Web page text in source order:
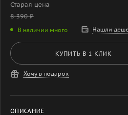
Старая цена
8 390₽
В наличии много Нашли
КУПИТЬ В 1 КЛИК
Хочу в подарок
ОПИСАНИЕ